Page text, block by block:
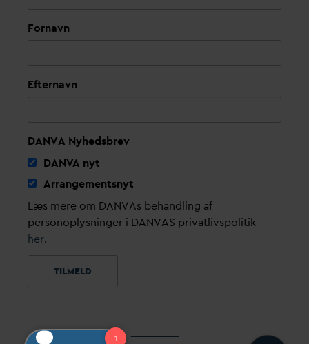
Fornavn
Efternavn
DANVA Nyhedsbrev
DANVA nyt
Arrangementsnyt
Læs mere om DANVAs behandling af
personoplysninger i DANVAS privatlivspolitik
her.